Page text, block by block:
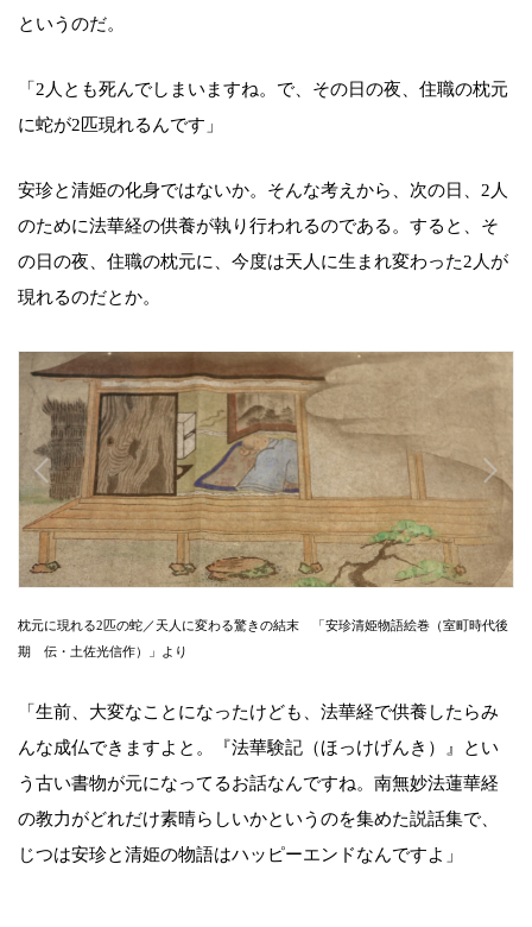
というのだ。
「2人とも死んでしまいますね。で、その日の夜、住職の枕元
に蛇が2匹現れるんです」
安珍と清姫の化身ではないか。そんな考えから、次の日、2人
のために法華経の供養が執り行われるのである。すると、そ
の日の夜、住職の枕元に、今度は天人に生まれ変わった2人が
現れるのだとか。
枕元に現れる2匹の蛇／天人に変わる驚きの結末 「安珍清姫物語絵巻（室町時代後
期 伝・土佐光信作）」より
「生前、大変なことになったけども、法華経で供養したらみ
んな成仏できますよと。『法華験記（ほっけげんき）』とい
う古い書物が元になってるお話なんですね。南無妙法蓮華経
の教力がどれだけ素晴らしいかというのを集めた説話集で、
じつは安珍と清姫の物語はハッピーエンドなんですよ」